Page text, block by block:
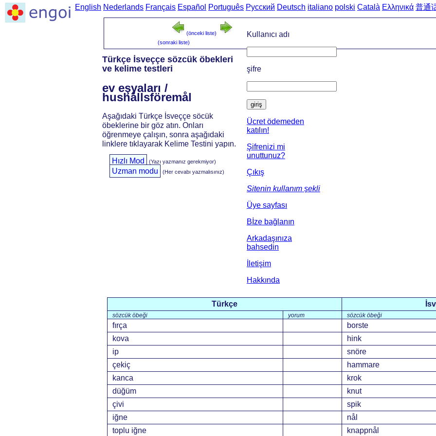
English Nederlands Français Español Português Русский Deutsch italiano polski Català Ελληνικά 普通
Kullanıcı adı
şifre
giriş
Ücret ödemeden
katılın!
Şifrenizi mi
unuttunuz?
Çıkış
Sitenin kullanım şekli
Üye sayfası
Bİze bağlanın
Arkadaşınıza
bahsedin
İletişim
Hakkında
(önceki liste)
(sonraki liste)
Türkçe İsveççe sözcük öbekleri
ve kelime testleri
ev eşyaları /
hushållsföremål
Aşağıdaki Türkçe İsveççe söcük
öbeklerine bir göz atın. Onları
öğrenmeye çalışın, sonra aşağıdaki
linklere tıklayarak Kelime Testini yapın.
Hızlı Mod (Yazı yazmanız gerekmiyor)
Uzman modu (Her cevabı yazmalısınız)
Türkçe
sözcük öbeği yorum sözcük öbeği
fırça
borste
kova
hink
ip
snöre
çekiç
hammare
kanca
krok
düğüm
knut
çivi
spik
iğne
nål
toplu iğne
knappnål